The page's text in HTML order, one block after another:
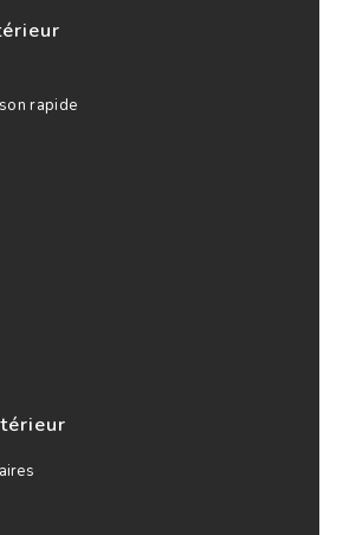
rapide